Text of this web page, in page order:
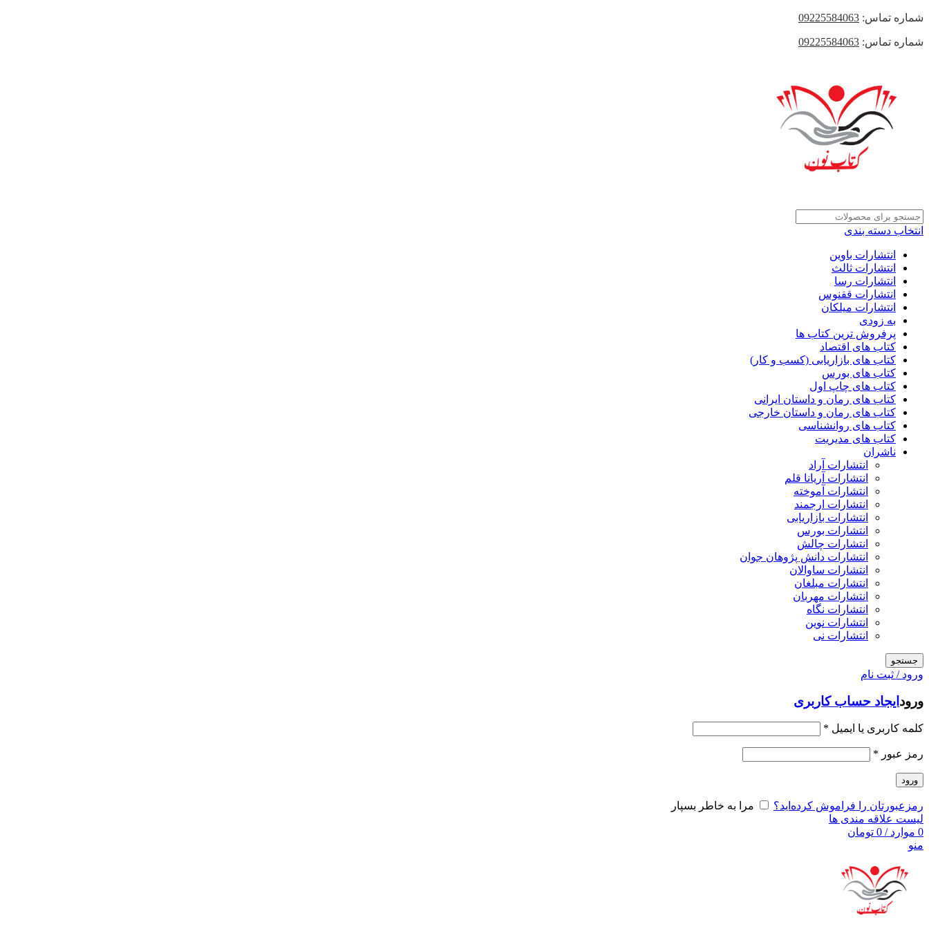
شماره تماس: 09225584063
شماره تماس: 09225584063
انتخاب دسته بندی
انتشارات باوین
انتشارات ثالث
انتشارات رسا
انتشارات ققنوس
انتشارات میلکان
به زودی
پرفروش ترین کتاب ها
کتاب های اقتصاد
کتاب های بازاریابی (کسب و کار)
کتاب های بورس
کتاب های چاپ اول
کتاب های رمان و داستان ایرانی
کتاب های رمان و داستان خارجی
کتاب های روانشناسی
کتاب های مدیریت
ناشران
انتشارات آراد
انتشارات آریانا قلم
انتشارات آموخته
انتشارات ارجمند
انتشارات بازاریابی
انتشارات بورس
انتشارات چالش
انتشارات دانش پژوهان جوان
انتشارات ساوالان
انتشارات مبلغان
انتشارات مهربان
انتشارات نگاه
انتشارات نوین
انتشارات نی
جستجو
ورود / ثبت نام
ورود ایجاد حساب کاربری
کلمه کاربری یا ایمیل *
رمز عبور *
ورود
رمزعبورتان را فراموش کرده‌اید؟
مرا به خاطر بسپار
لیست علاقه مندی ها
0 موارد /
0 تومان
منو